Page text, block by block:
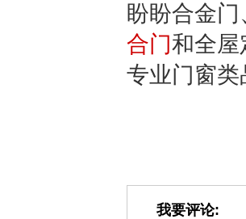
盼盼合金门
合门和全屋
专业门窗
我要评论: